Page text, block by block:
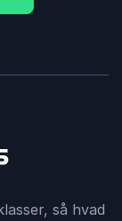
så hvad